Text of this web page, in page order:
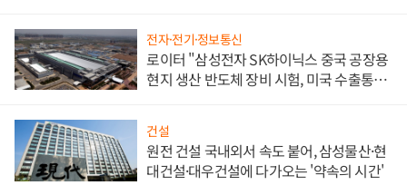
전자·전기·정보통신
로이터 "삼성전자 SK하이닉스 중국 공장용
현지 생산 반도체 장비 시험, 미국 수출통제
건설
원전 건설 국내외서 속도 붙어, 삼성물산·현
대건설·대우건설에 다가오는 '약속의 시간'